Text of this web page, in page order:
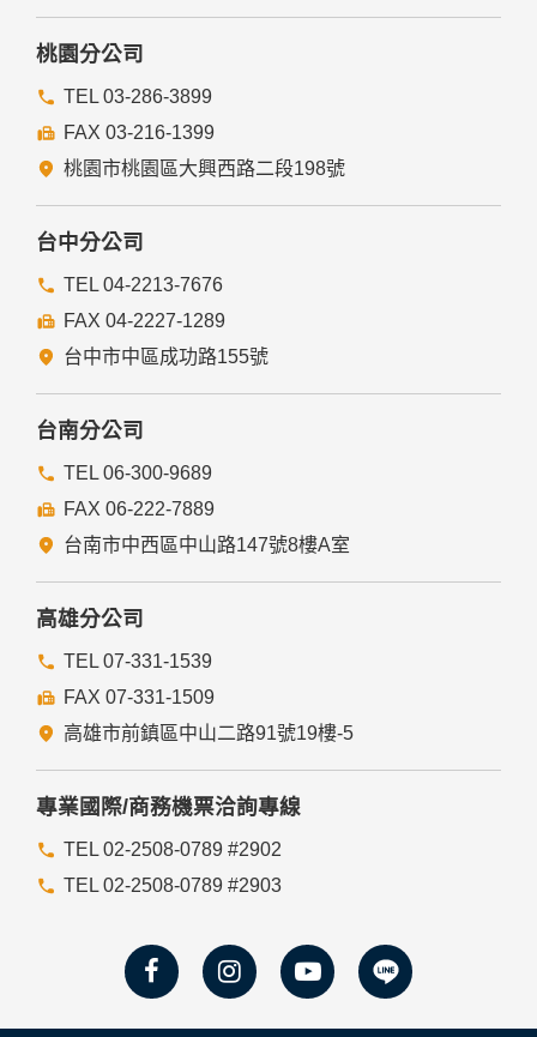
桃園分公司
TEL 03-286-3899
FAX 03-216-1399
桃園市桃園區大興西路二段198號
台中分公司
TEL 04-2213-7676
FAX 04-2227-1289
台中市中區成功路155號
台南分公司
TEL 06-300-9689
FAX 06-222-7889
台南市中西區中山路147號8樓A室
高雄分公司
TEL 07-331-1539
FAX 07-331-1509
高雄市前鎮區中山二路91號19樓-5
專業國際/商務機票洽詢專線
TEL 02-2508-0789 #2902
TEL 02-2508-0789 #2903